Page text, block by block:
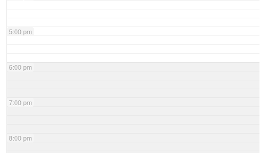
5:00 pm
6:00 pm
7:00 pm
8:00 pm